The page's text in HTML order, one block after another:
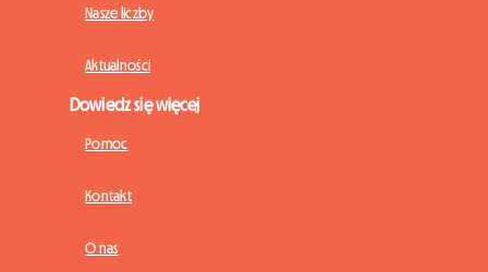
Nasze liczby
Aktualności
Dowiedz się więcej
Pomoc
Kontakt
O nas